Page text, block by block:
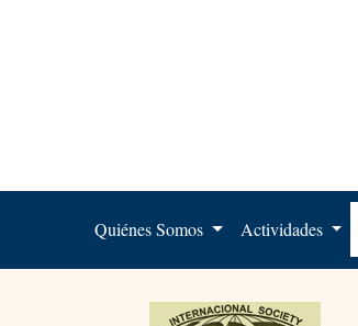
Quiénes Somos Actividades